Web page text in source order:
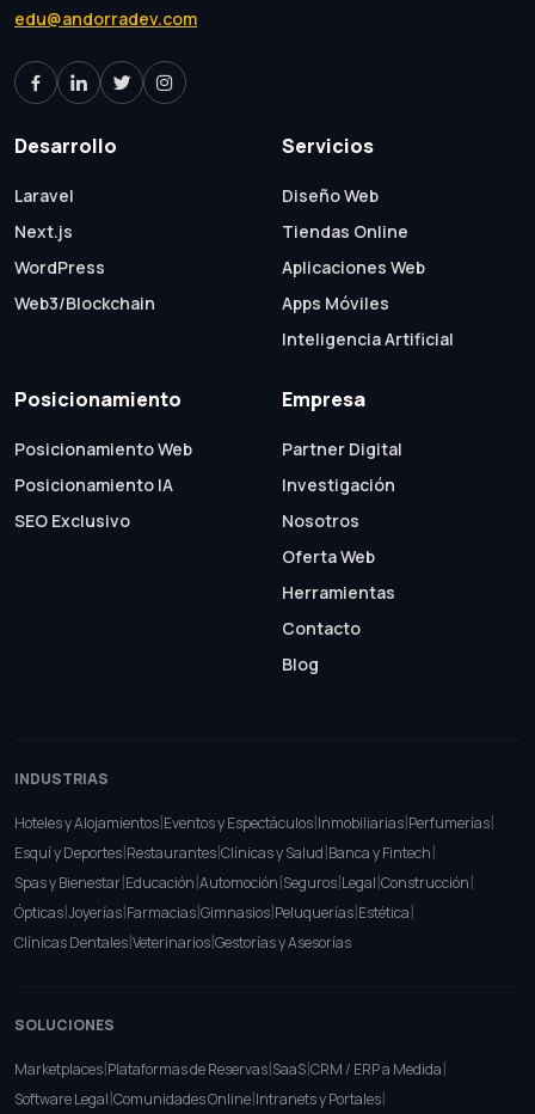
edu@andorradev.com
Desarrollo
Laravel
Next.js
WordPress
Web3/Blockchain
Servicios
Diseño Web
Tiendas Online
Aplicaciones Web
Apps Móviles
Inteligencia Artificial
Posicionamiento
Posicionamiento Web
Posicionamiento IA
SEO Exclusivo
Empresa
Partner Digital
Investigación
Nosotros
Oferta Web
Herramientas
Contacto
Blog
INDUSTRIAS
Hoteles y Alojamientos|Eventos y Espectáculos|Inmobiliarias|Perfumerías|
Esquí y Deportes|Restaurantes|Clínicas y Salud|Banca y Fintech|
Spas y Bienestar|Educación|Automoción|Seguros|Legal|Construcción|
Ópticas|Joyerías|Farmacias|Gimnasios|Peluquerías|Estética|
Clínicas Dentales|Veterinarios|Gestorías y Asesorías
SOLUCIONES
Marketplaces|Plataformas de Reservas|SaaS|CRM / ERP a Medida|
Software Legal|Comunidades Online|Intranets y Portales|